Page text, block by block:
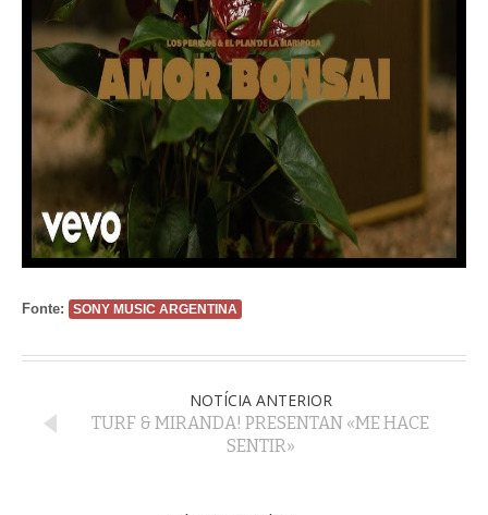
Fonte: SONY MUSIC ARGENTINA
NOTÍCIA ANTERIOR
TURF & MIRANDA! PRESENTAN «ME HACE
SENTIR»